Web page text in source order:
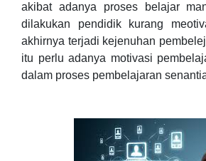
akibat adanya proses belajar
dilakukan pendidik kurang
akhirnya terjadi kejenuhan
itu perlu adanya motivasi
dalam proses pembelajaran